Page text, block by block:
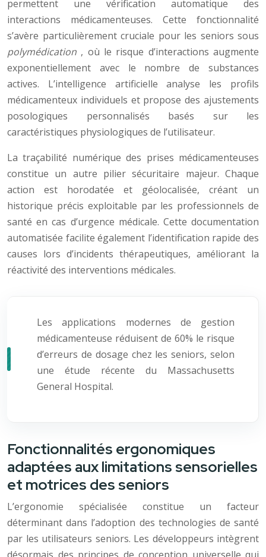
permettent une vérification automatique des
interactions médicamenteuses. Cette fonctionnalité
s’avère particulièrement cruciale pour les seniors sous
polymédication , où le risque d’interactions augmente
exponentiellement avec le nombre de substances
actives. L’intelligence artificielle analyse les profils
médicamenteux individuels et propose des ajustements
posologiques personnalisés basés sur les
caractéristiques physiologiques de l’utilisateur.
La traçabilité numérique des prises médicamenteuses
constitue un autre pilier sécuritaire majeur. Chaque
action est horodatée et géolocalisée, créant un
historique précis exploitable par les professionnels de
santé en cas d’urgence médicale. Cette documentation
automatisée facilite également l’identification rapide des
causes lors d’incidents thérapeutiques, améliorant la
réactivité des interventions médicales.
Les applications modernes de gestion
médicamenteuse réduisent de 60% le risque
d’erreurs de dosage chez les seniors, selon
une étude récente du Massachusetts
General Hospital.
Fonctionnalités ergonomiques
adaptées aux limitations sensorielles
et motrices des seniors
L’ergonomie spécialisée constitue un facteur
déterminant dans l’adoption des technologies de santé
par les utilisateurs seniors. Les développeurs intègrent